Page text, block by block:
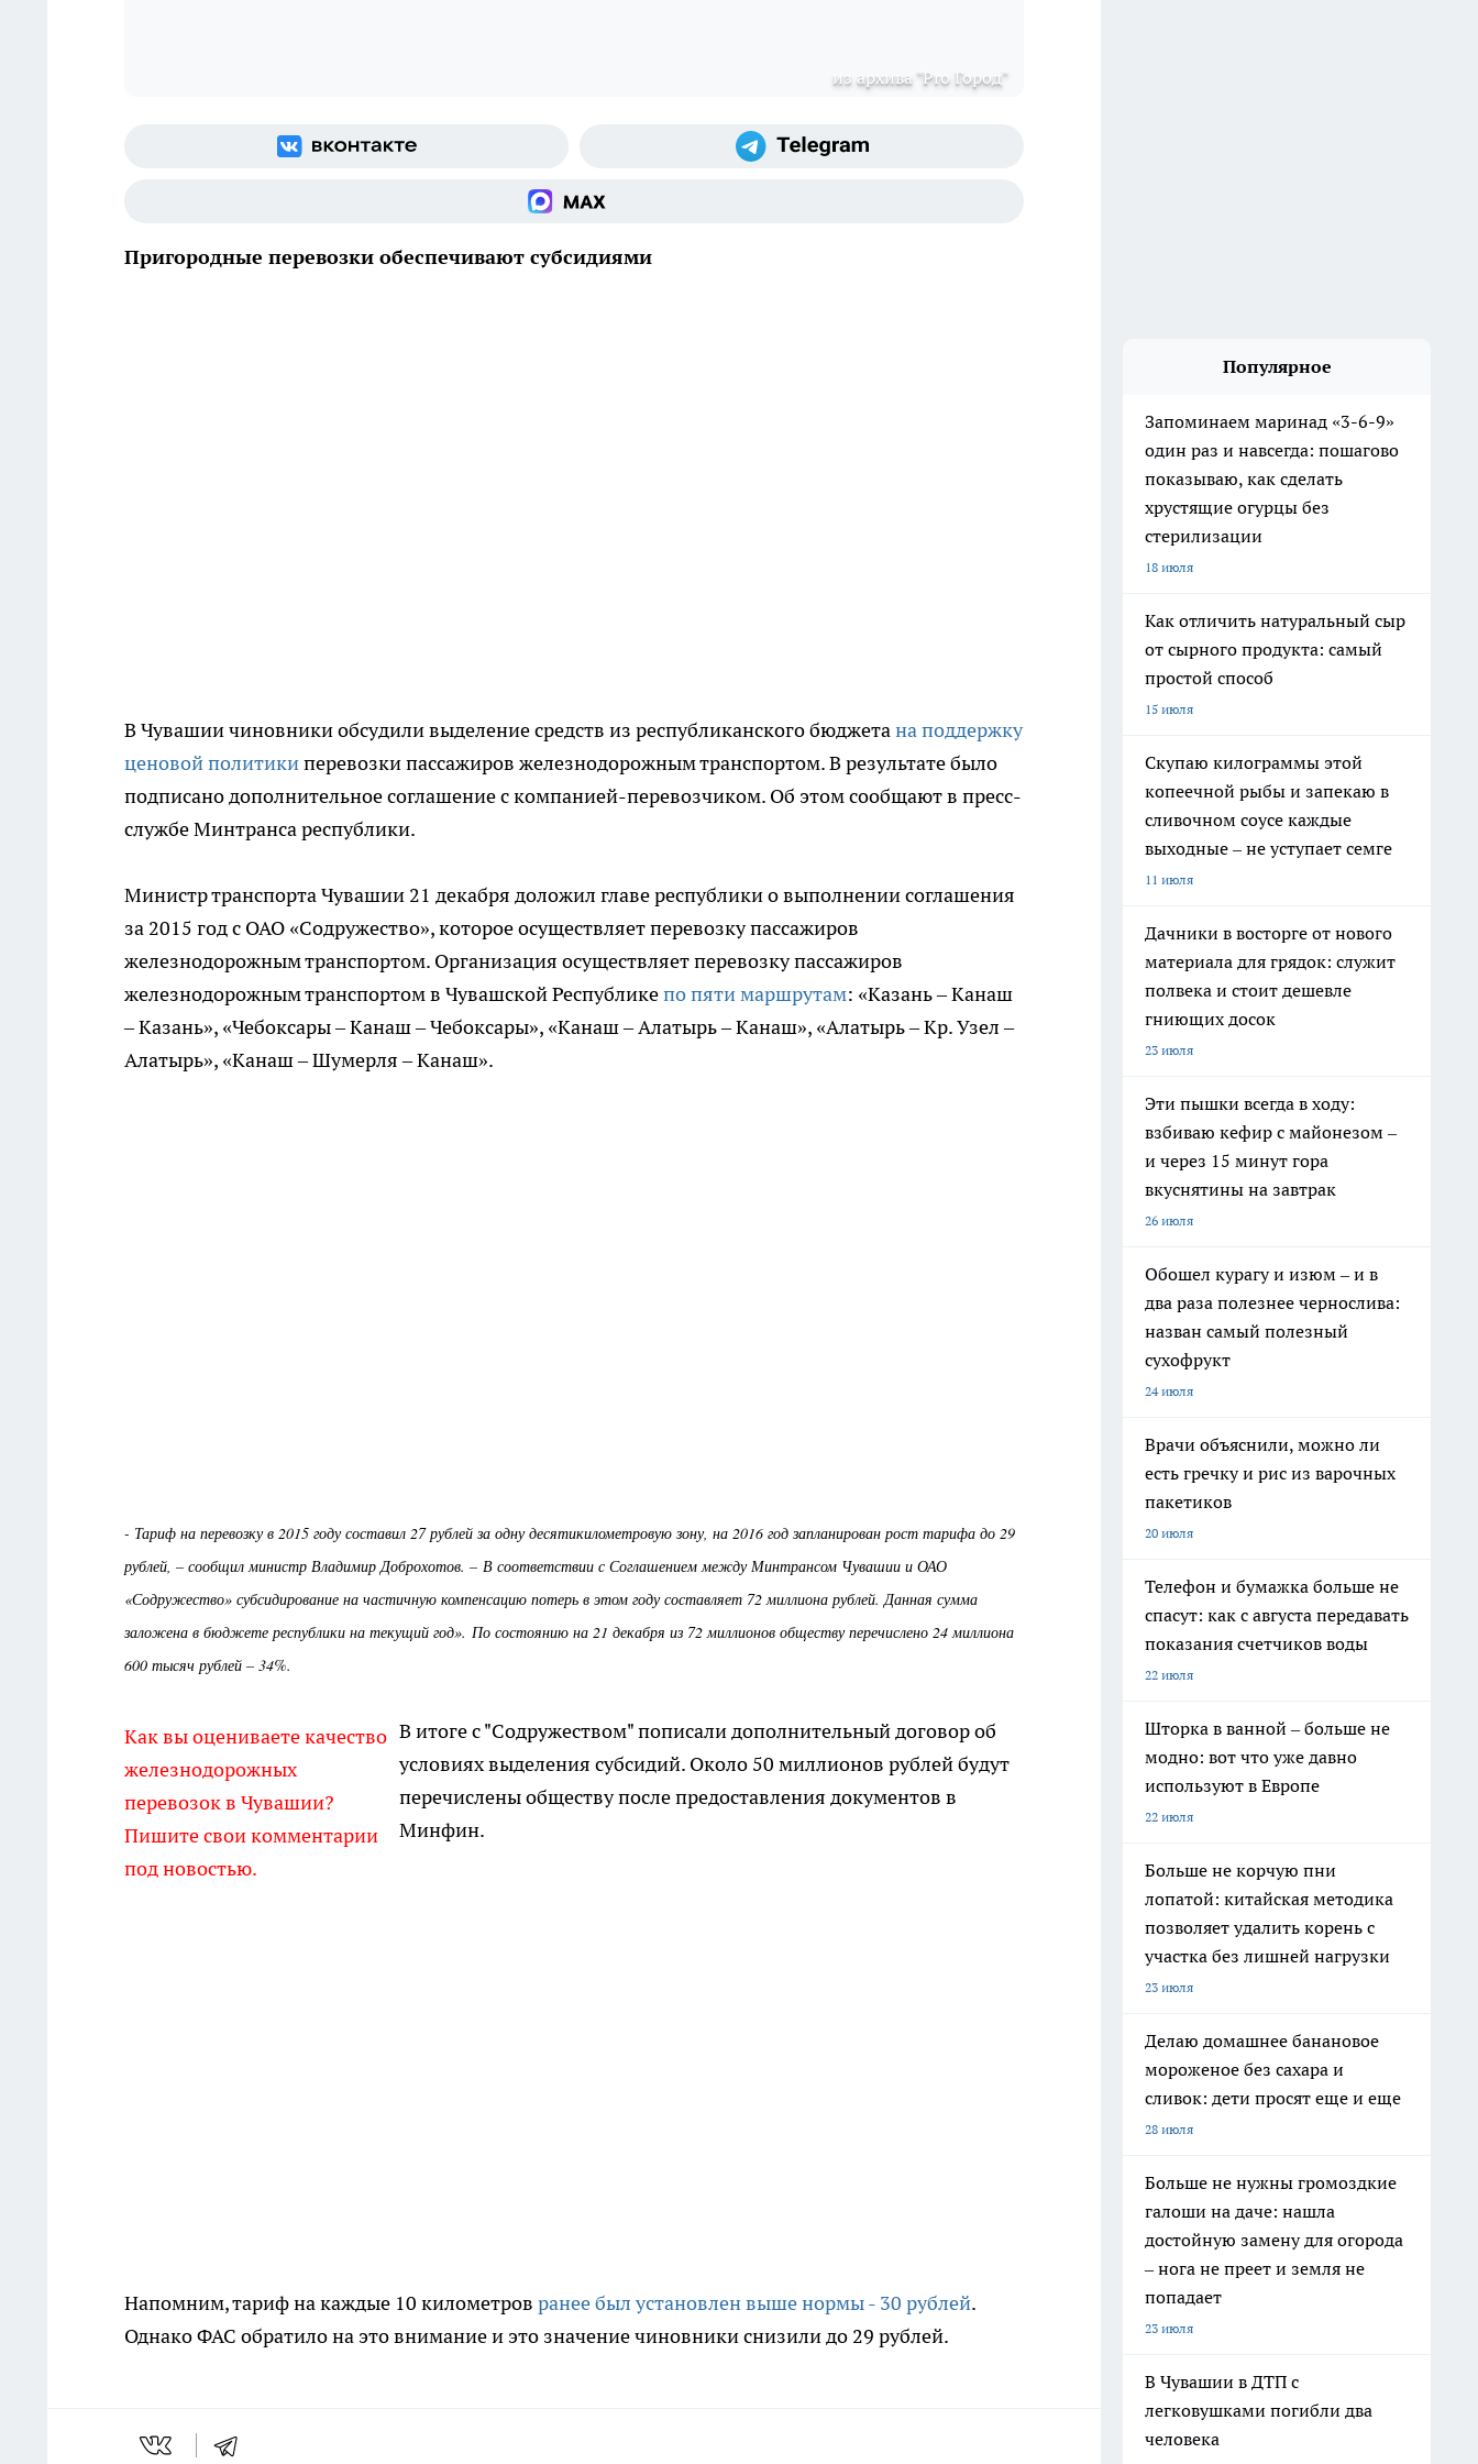
из архива "Pro Город"
Пригородные перевозки обеспечивают субсидиями
В Чувашии чиновники обсудили выделение средств из республиканского бюджетана поддержку
ценовой политикиперевозки пассажиров железнодорожным транспортом. В результате было
подписано дополнительное соглашение с компанией-перевозчиком. Об этом сообщают в пресс-
службе Минтранса республики.
Министр транспорта Чувашии 21 декабря доложил главе республики о выполнении соглашения
за 2015 год с ОАО «Содружество», которое осуществляет перевозку пассажиров
железнодорожным транспортом. Организация осуществляет перевозку пассажиров
железнодорожным транспортом в Чувашской Республикепо пяти маршрутам: «Казань – Канаш
– Казань», «Чебоксары – Канаш – Чебоксары», «Канаш – Алатырь – Канаш», «Алатырь – Кр. Узел –
Алатырь», «Канаш – Шумерля – Канаш».
- Тариф на перевозку в 2015 году составил 27 рублей за одну десятикилометровую зону, на 2016 год запланирован рост тарифа до 29
рублей, – сообщил министр Владимир Доброхотов. – В соответствии с Соглашением между Минтрансом Чувашии и ОАО
«Содружество» субсидирование на частичную компенсацию потерь в этом году составляет 72 миллиона рублей. Данная сумма
заложена в бюджете республики на текущий год». По состоянию на 21 декабря из 72 миллионов обществу перечислено 24 миллиона
600 тысяч рублей – 34%.
Как вы оцениваете качество
железнодорожных
перевозок в Чувашии?
Пишите свои комментарии
под новостью.
В итоге с "Содружеством" пописали дополнительный договор об
условиях выделения субсидий. Около 50 миллионов рублей будут
перечислены обществу после предоставления документов в
Минфин.
Напомним, тариф на каждые 10 километров ранее был установлен выше нормы - 30 рублей.
Однако ФАС обратило на это внимание и это значение чиновники снизили до 29 рублей.
Популярное
Запоминаем маринад «3-6-9»
один раз и навсегда: пошагово
показываю, как сделать
хрустящие огурцы без
стерилизации
18 июля
Как отличить натуральный сыр
от сырного продукта: самый
простой способ
15 июля
Скупаю килограммы этой
копеечной рыбы и запекаю в
сливочном соусе каждые
выходные – не уступает семге
11 июля
Дачники в восторге от нового
материала для грядок: служит
полвека и стоит дешевле
гниющих досок
23 июля
Эти пышки всегда в ходу:
взбиваю кефир с майонезом –
и через 15 минут гора
вкуснятины на завтрак
26 июля
Обошел курагу и изюм – и в
два раза полезнее чернослива:
назван самый полезный
сухофрукт
24 июля
Врачи объяснили, можно ли
есть гречку и рис из варочных
пакетиков
20 июля
Телефон и бумажка больше не
спасут: как с августа передавать
показания счетчиков воды
22 июля
Шторка в ванной – больше не
модно: вот что уже давно
используют в Европе
22 июля
Больше не корчую пни
лопатой: китайская методика
позволяет удалить корень с
участка без лишней нагрузки
23 июля
Делаю домашнее банановое
мороженое без сахара и
сливок: дети просят еще и еще
28 июля
Больше не нужны громоздкие
галоши на даче: нашла
достойную замену для огорода
– нога не преет и земля не
попадает
23 июля
В Чувашии в ДТП с
легковушками погибли два
человека